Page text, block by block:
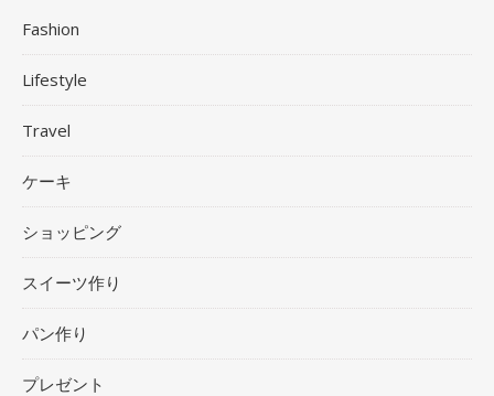
Fashion
Lifestyle
Travel
ケーキ
ショッピング
スイーツ作り
パン作り
プレゼント